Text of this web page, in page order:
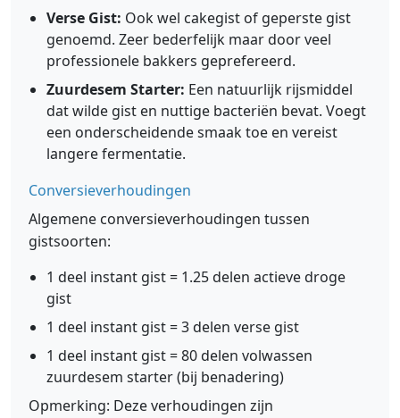
Verse Gist: Ook wel cakegist of geperste gist
genoemd. Zeer bederfelijk maar door veel
professionele bakkers geprefereerd.
Zuurdesem Starter: Een natuurlijk rijsmiddel
dat wilde gist en nuttige bacteriën bevat. Voegt
een onderscheidende smaak toe en vereist
langere fermentatie.
Conversieverhoudingen
Algemene conversieverhoudingen tussen
gistsoorten:
1 deel instant gist = 1.25 delen actieve droge
gist
1 deel instant gist = 3 delen verse gist
1 deel instant gist = 80 delen volwassen
zuurdesem starter (bij benadering)
Opmerking: Deze verhoudingen zijn